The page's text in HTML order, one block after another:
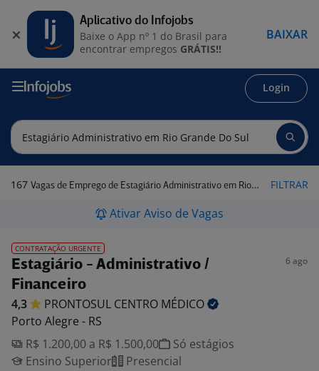
Login
167 Vagas de Emprego de Estagiário Administrativo em Rio Grande do Sul FILTRAR
Ativar Aviso de Vagas
CONTRATAÇÃO URGENTE
Estagiário - Administrativo /
Financeiro
6 ago
4,3 PRONTOSUL CENTRO MÉDICO
Porto Alegre - RS
R$ 1.200,00 a R$ 1.500,00
Só estágios
Ensino Superior
Presencial
Aplicativo do Infojobs
Baixe o App nº 1 do Brasil para
encontrar empregos GRÁTIS!!
BAIXAR